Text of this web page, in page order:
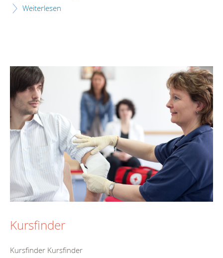
Weiterlesen
Kursfinder
Kursfinder Kursfinder